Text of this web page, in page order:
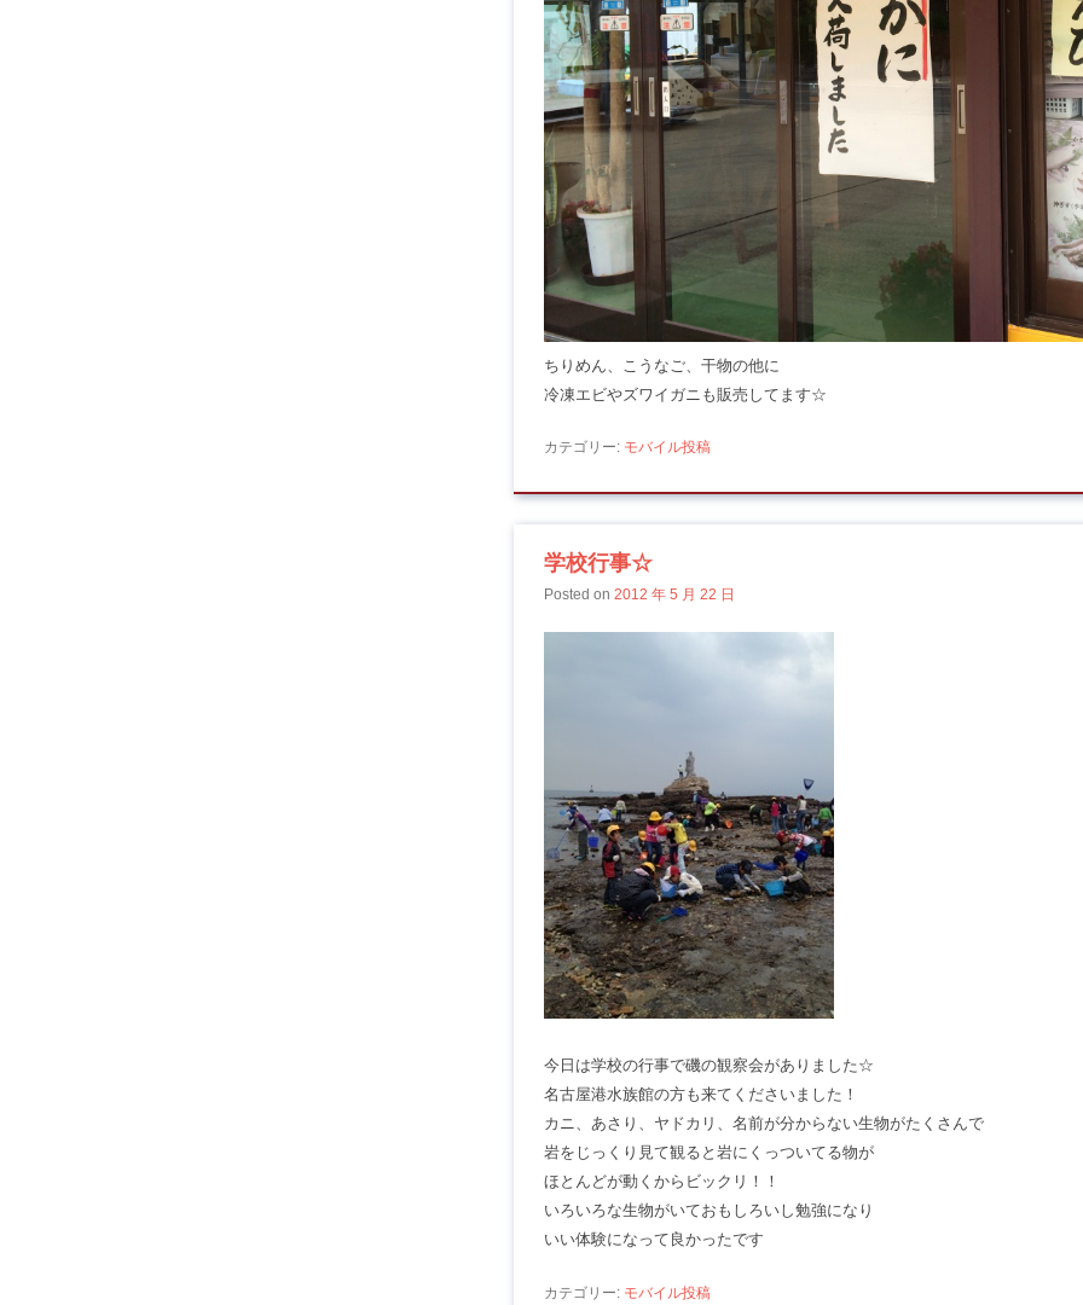
ちりめん、こうなご、干物の他に
冷凍エビやズワイガニも販売してます☆
カテゴリー: モバイル投稿
学校行事☆
Posted on 2012 年 5 月 22 日
今日は学校の行事で磯の観察会がありました☆
名古屋港水族館の方も来てくださいました！
カニ、あさり、ヤドカリ、名前が分からない生物がたくさんで
岩をじっくり見て観ると岩にくっついてる物が
ほとんどが動くからビックリ！！
いろいろな生物がいておもしろいし勉強になり
いい体験になって良かったです
カテゴリー: モバイル投稿